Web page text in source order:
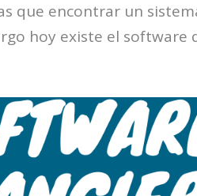
que encontrar un
hoy existe el software